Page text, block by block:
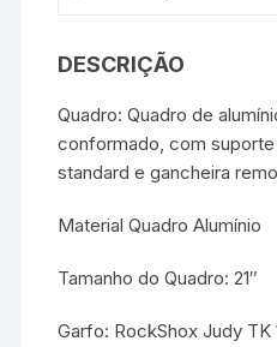
DESCRIÇÃO
Quadro: Quadro de
conformado, com
standard e gancheira
Material Quadro Alumínio
Tamanho do Quadro: 21″
Garfo: RockShox Judy TK